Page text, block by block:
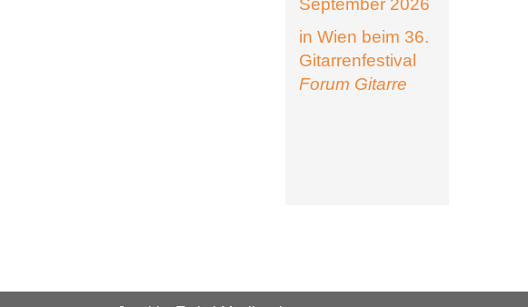
September 2026
in Wien beim 36.
Gitarrenfestival
Forum Gitarre